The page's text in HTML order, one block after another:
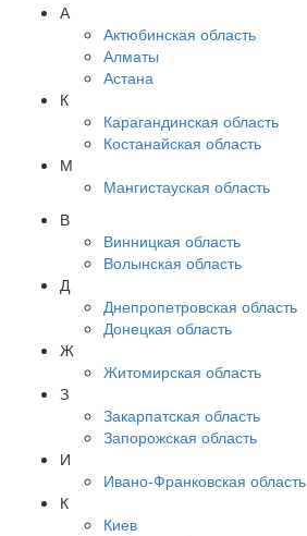
А
Актюбинская область
Алматы
Астана
К
Карагандинская область
Костанайская область
М
Мангистауская область
В
Винницкая область
Волынская область
Д
Днепропетровская область
Донецкая область
Ж
Житомирская область
З
Закарпатская область
Запорожская область
И
Ивано-Франковская область
К
Киев